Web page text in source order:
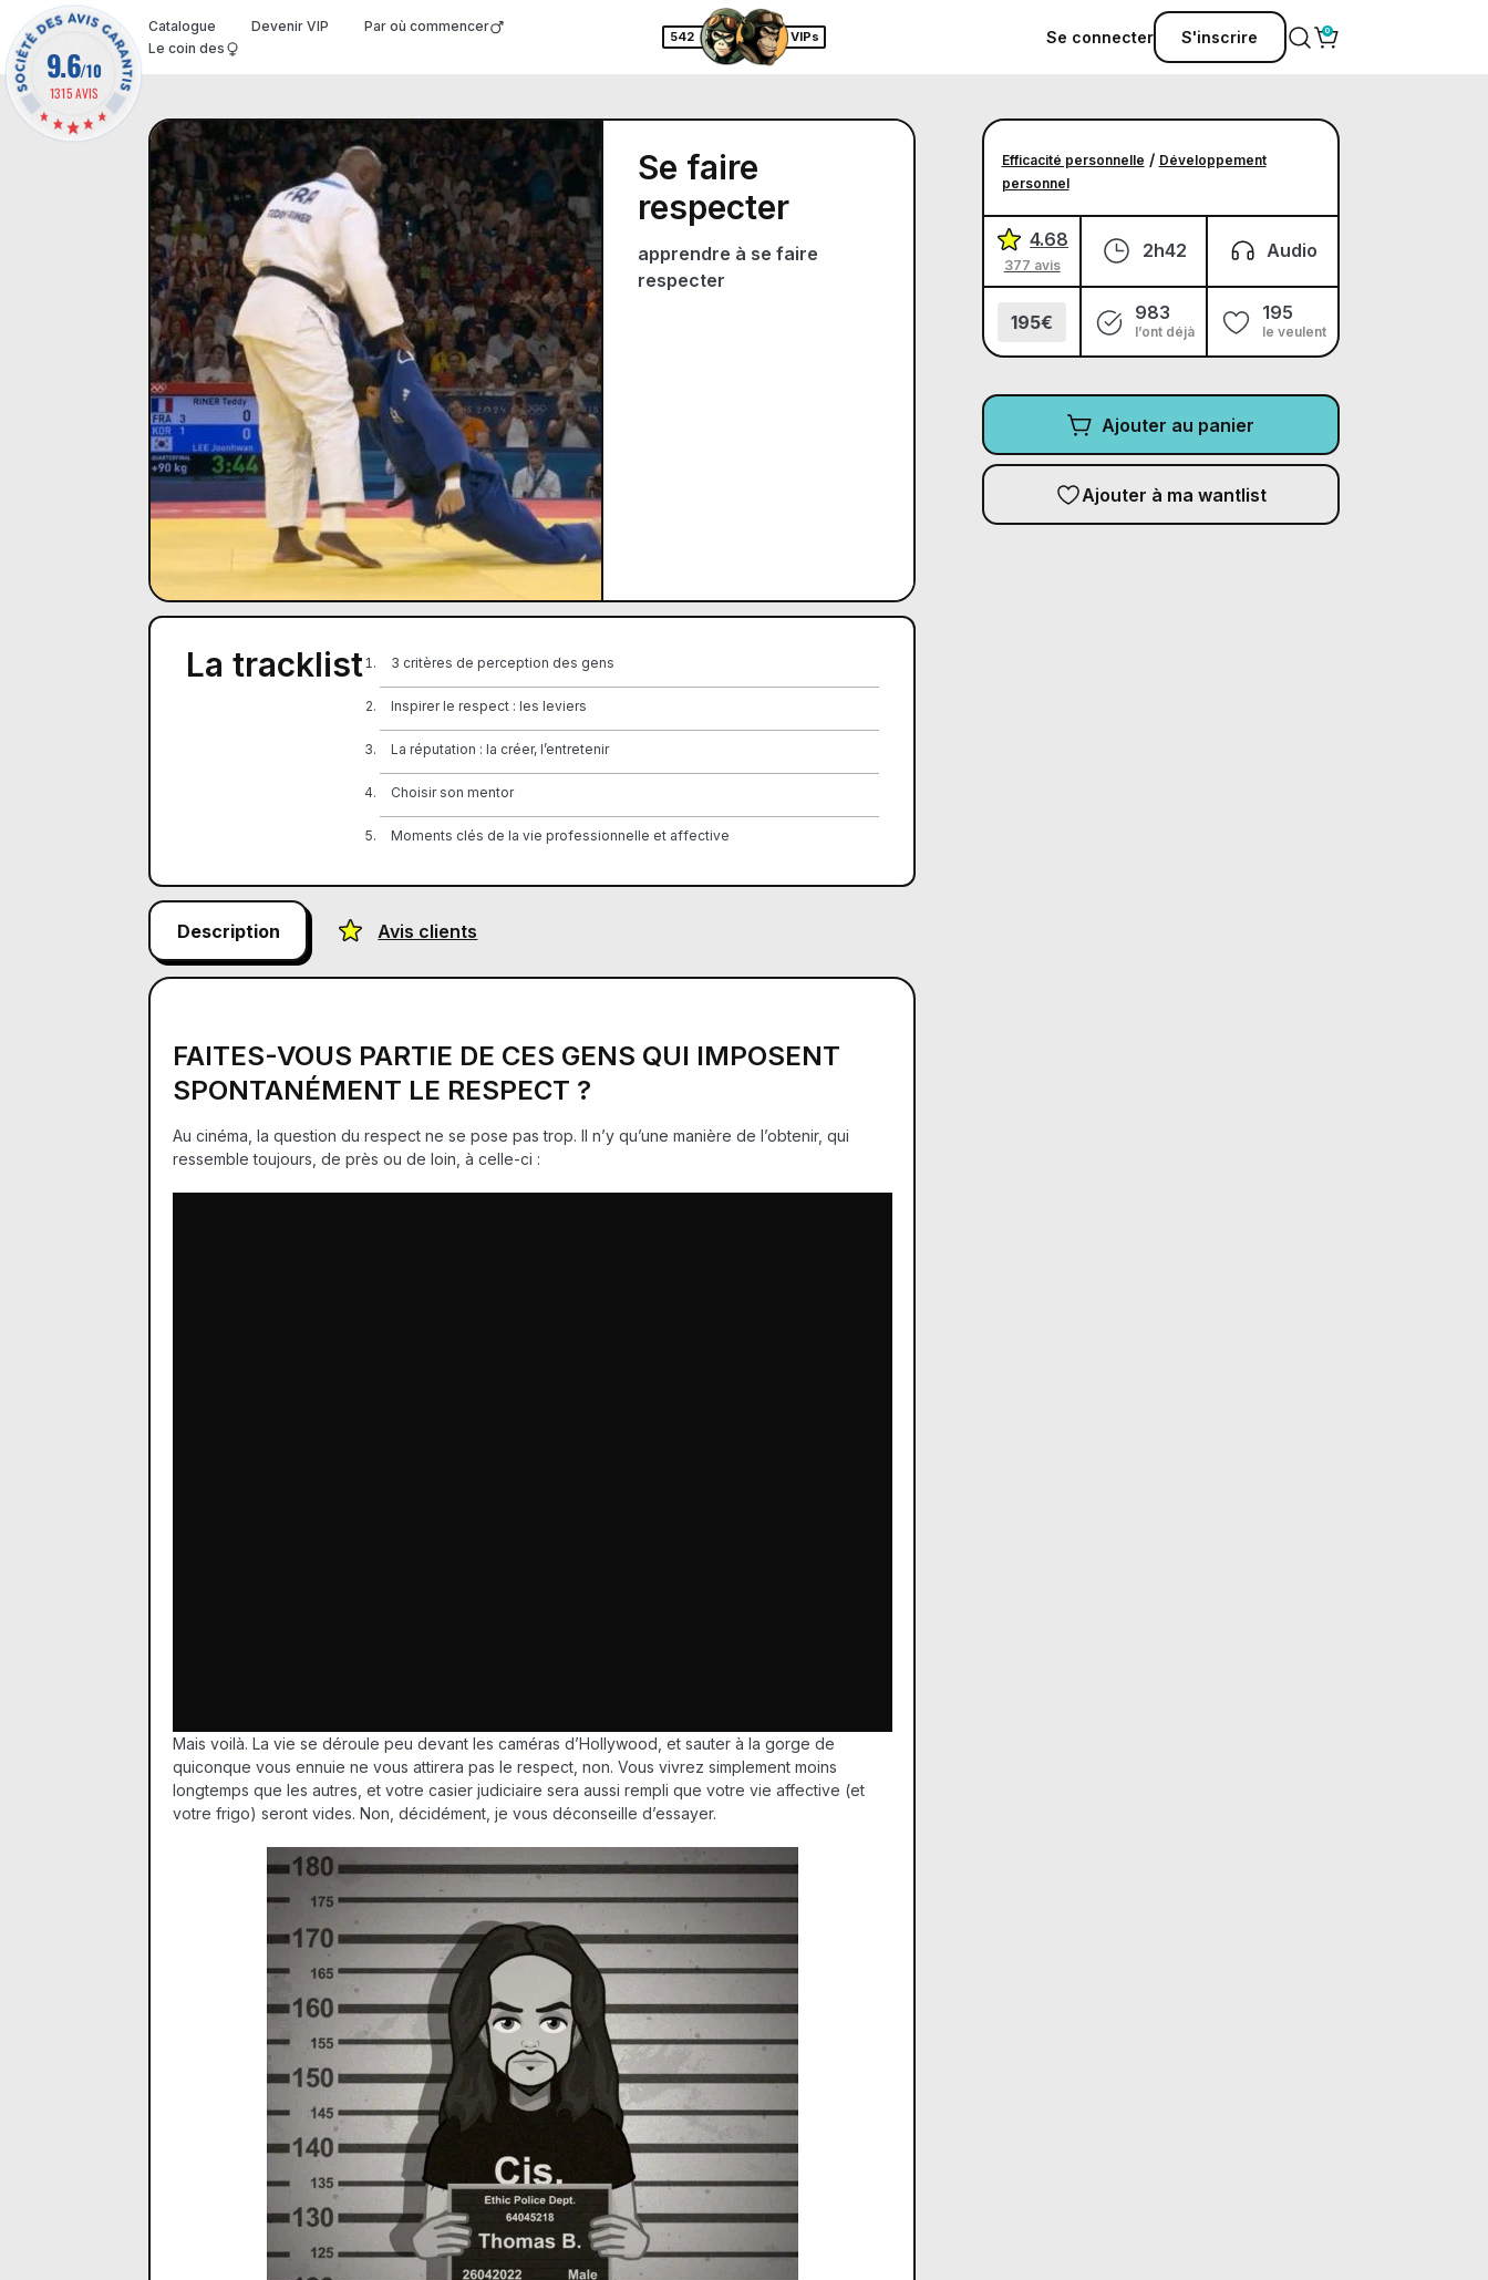
Catalogue Devenir VIP
Par où commencer
Le coin des
542 VIPs Se connecter S'inscrire
Efficacité personnelle / Développement
personnel
4.68
377 avis
195€
2h42
983
l’ont déjà
Audio
195
le veulent
Ajouter au panier
Ajouter à ma wantlist
Se faire
respecter
apprendre à se faire
respecter
La tracklist 3 critères de perception des gens
Inspirer le respect : les leviers
La réputation : la créer, l’entretenir
Choisir son mentor
Moments clés de la vie professionnelle et affective
Description Avis clients
FAITES-VOUS PARTIE DE CES GENS QUI IMPOSENT
SPONTANÉMENT LE RESPECT ?
Au cinéma, la question du respect ne se pose pas trop. Il n’y qu’une manière de l’obtenir, qui
ressemble toujours, de près ou de loin, à celle-ci :
Mais voilà. La vie se déroule peu devant les caméras d’Hollywood, et sauter à la gorge de
quiconque vous ennuie ne vous attirera pas le respect, non. Vous vivrez simplement moins
longtemps que les autres, et votre casier judiciaire sera aussi rempli que votre vie affective (et
votre frigo) seront vides. Non, décidément, je vous déconseille d’essayer.
9.6/10
1315 AVIS